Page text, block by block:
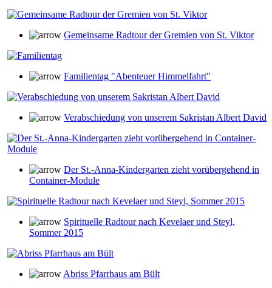
Gemeinsame Radtour der Gremien von St. Viktor
Familientag "Abenteuer Himmelfahrt"
Verabschiedung von unserem Sakristan Albert David
Der St.-Anna-Kindergarten zieht vorübergehend in
Container-Module
Spirituelle Radtour nach Kevelaer und Steyl,
Sommer 2015
Abriss Pfarrhaus am Bült